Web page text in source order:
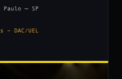
— SP
DAC/UEL